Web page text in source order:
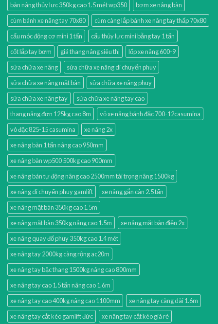
bàn nâng thủy lực 350kg cao 1.5 mét wp350
bơm xe nâng bàn
cùm bánh xe nâng tay 70x80
cùm càng lắp bánh xe nâng tay thấp 70x80
cẩu móc động cơ mini 1 tấn
cẩu thủy lực mini bằng tay 1 tấn
cốt lắp tay bơm
giá thang nâng siêu thị
lốp xe nâng 600-9
sửa chữa xe nâng
sửa chữa xe nâng di chuyển phuy
sửa chữa xe nâng mặt bàn
sửa chữa xe nâng phuy
sửa chữa xe nâng tay
sửa chữa xe nâng tay cao
thang nâng đơn 125kg cao 8m
vỏ xe nâng bánh đặc 700-12casumina
vỏ đặc 825-15 casumina
xe nâng 2x
xe nâng bàn 1 tấn nâng cao 950mm
xe nâng bàn wp500 500kg cao 900mm
xe nâng bán tự động nâng cao 2500mm tải trọng nâng 1500kg
xe nâng di chuyển phuy gamlift
xe nâng gắn cân 2.5 tấn
xe nâng mặt bàn 350kg cao 1.5m
xe nâng mặt bàn 350kg nâng cao 1.5m
xe nâng mặt bàn điện 2x
xe nâng quay đổ phuy 350kg cao 1.4 mét
xe nâng tay 2000kg càng rộng ac20m
xe nâng tay bậc thang 1500kg nâng cao 800mm
xe nâng tay cao 1.5 tấn nâng cao 1.6m
xe nâng tay cao 400kg nâng cao 1100mm
xe nâng tay càng dài 1.6m
xe nâng tay cắt kéo gamlift đức
xe nâng tay cắt kéo giá rẻ